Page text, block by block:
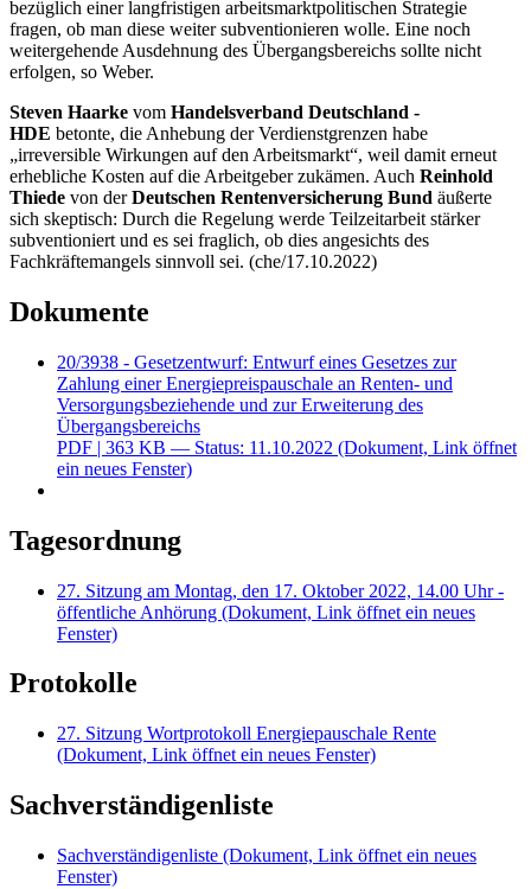
bezüglich einer langfristigen arbeitsmarktpolitischen Strategie
fragen, ob man diese weiter subventionieren wolle. Eine noch
weitergehende Ausdehnung des Übergangsbereichs sollte nicht
erfolgen, so Weber.
Steven Haarke vom Handelsverband Deutschland -
HDE betonte, die Anhebung der Verdienstgrenzen habe
„irreversible Wirkungen auf den Arbeitsmarkt“, weil damit erneut
erhebliche Kosten auf die Arbeitgeber zukämen. Auch Reinhold
Thiede von derDeutschen Rentenversicherung Bund äußerte
sich skeptisch: Durch die Regelung werde Teilzeitarbeit stärker
subventioniert und es sei fraglich, ob dies angesichts des
Fachkräftemangels sinnvoll sei. (che/17.10.2022)
Dokumente
20/3938 - Gesetzentwurf: Entwurf eines Gesetzes zur
Zahlung einer Energiepreispauschale an Renten- und
Versorgungsbeziehende und zur Erweiterung des
Übergangsbereichs
PDF | 363 KB — Status: 11.10.2022 (Dokument, Link öffnet
ein neues Fenster)
Tagesordnung
27. Sitzung am Montag, den 17. Oktober 2022, 14.00 Uhr -
öffentliche Anhörung (Dokument, Link öffnet ein neues
Fenster)
Protokolle
27. Sitzung Wortprotokoll Energiepauschale Rente
(Dokument, Link öffnet ein neues Fenster)
Sachverständigenliste
Sachverständigenliste (Dokument, Link öffnet ein neues
Fenster)